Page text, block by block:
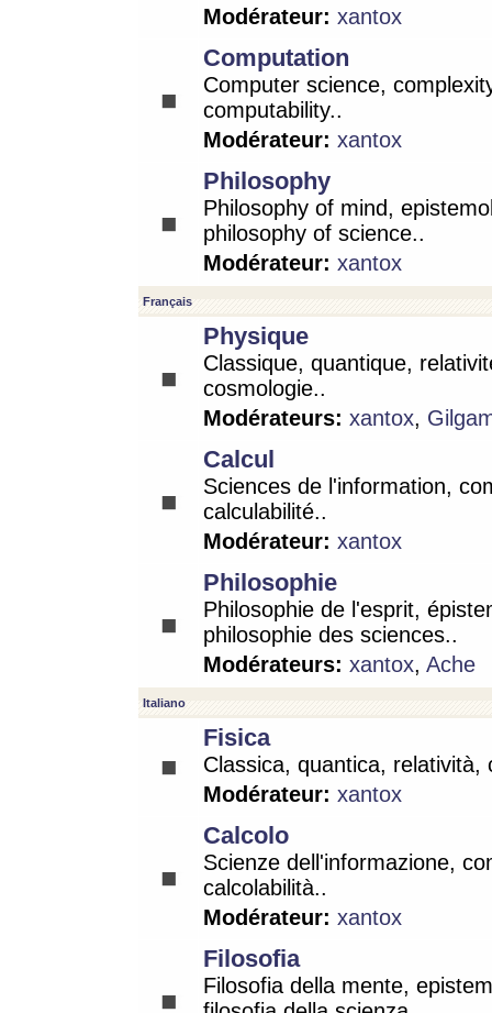
Modérateur: xantox
Computation
Computer science,
computability..
Modérateur: xantox
Philosophy
Philosophy of mind,
philosophy of science..
Modérateur: xantox
Français
Physique
Classique, quantique,
cosmologie..
Modérateurs: xantox,
Calcul
Sciences de l'information,
calculabilité..
Modérateur: xantox
Philosophie
Philosophie de l'esprit,
philosophie des sciences..
Modérateurs: xantox, Ache
Italiano
Fisica
Classica, quantica, relatività,
Modérateur: xantox
Calcolo
Scienze dell'informazione,
calcolabilità..
Modérateur: xantox
Filosofia
Filosofia della mente,